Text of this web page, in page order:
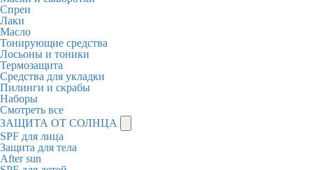
Спреи
Лаки
Масло
Тонирующие средства
Лосьоны и тоники
Термозащита
Средства для укладки
Пилинги и скрабы
Наборы
Смотреть все
ЗАЩИТА ОТ СОЛНЦА
SPF для лица
Защита для тела
After sun